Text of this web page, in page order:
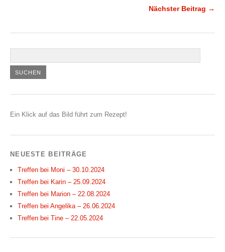
Nächster Beitrag →
Ein Klick auf das Bild führt zum Rezept!
NEUESTE BEITRÄGE
Treffen bei Moni – 30.10.2024
Treffen bei Karin – 25.09.2024
Treffen bei Marion – 22.08.2024
Treffen bei Angelika – 26.06.2024
Treffen bei Tine – 22.05.2024